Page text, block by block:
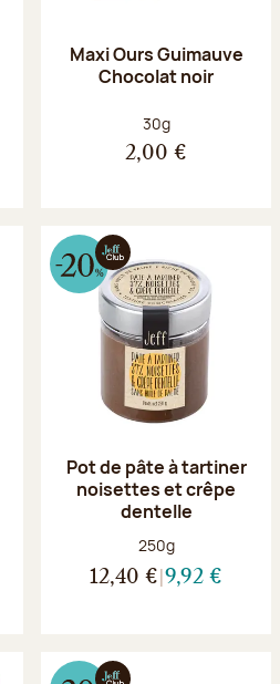
Maxi Ours Guimauve
Chocolat noir
Poids net :
30g
2,00 €
Pot de pâte à tartiner
noisettes et crêpe
dentelle
Poids net :
250g
12,40 € 9,92 €